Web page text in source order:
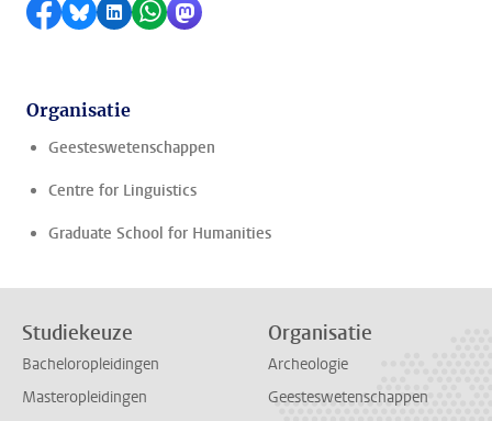
Delen op Facebook
Delen via Bluesky
Delen op LinkedIn
Delen via WhatsApp
Delen via Mastodon
Organisatie
Geesteswetenschappen
Centre for Linguistics
Graduate School for Humanities
Studiekeuze
Bacheloropleidingen
Masteropleidingen
Organisatie
Archeologie
Geesteswetenschappen